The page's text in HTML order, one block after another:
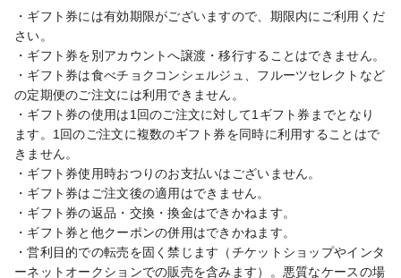
・ギフト券には有効期限がございますので、期限内にご利用くだ
さい。
・ギフト券を別アカウントへ譲渡・移行することはできません。
・ギフト券は食べチョクコンシェルジュ、フルーツセレクトなど
の定期便のご注文には利用できません。
・ギフト券の使用は1回のご注文に対して1ギフト券までとなり
ます。1回のご注文に複数のギフト券を同時に利用することはで
きません。
・ギフト券使用時おつりのお支払いはございません。
・ギフト券はご注文後の適用はできません。
・ギフト券の返品・交換・換金はできかねます。
・ギフト券と他クーポンの併用はできかねます。
・営利目的での転売を固く禁じます（チケットショップやインタ
ーネットオークションでの販売を含みます）。悪質なケースの場